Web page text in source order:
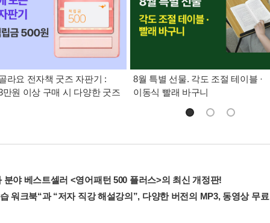
라요 전자책 굿즈 자판기 :
만원 이상 구매 시 다양한 굿즈
8월 특별 선물. 각도 조절 테이블 ·
이동식 빨래 바구니
분야 베스트셀러 <영어패턴 500 플러스>의 최신 개정판!
워크북“과 “저자 직강 해설강의”, 다양한 버전의 MP3, 동영상 무